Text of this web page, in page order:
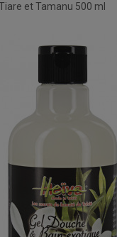
et Tamanu 500 ml